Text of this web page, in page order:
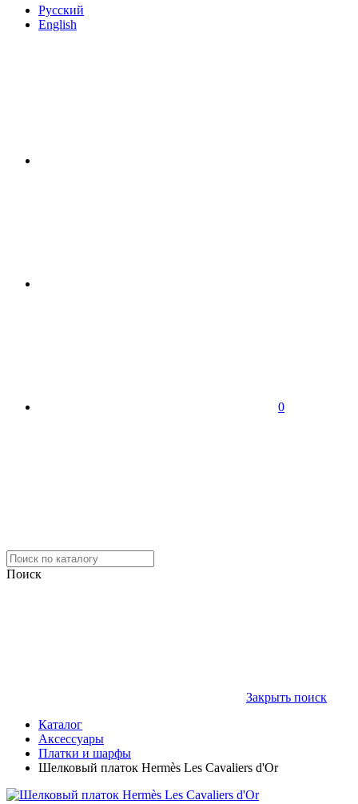
Русский
English
0
Поиск
Закрыть поиск
Каталог
Аксессуары
Платки и шарфы
Шелковый платок Hermès Les Cavaliers d'Or